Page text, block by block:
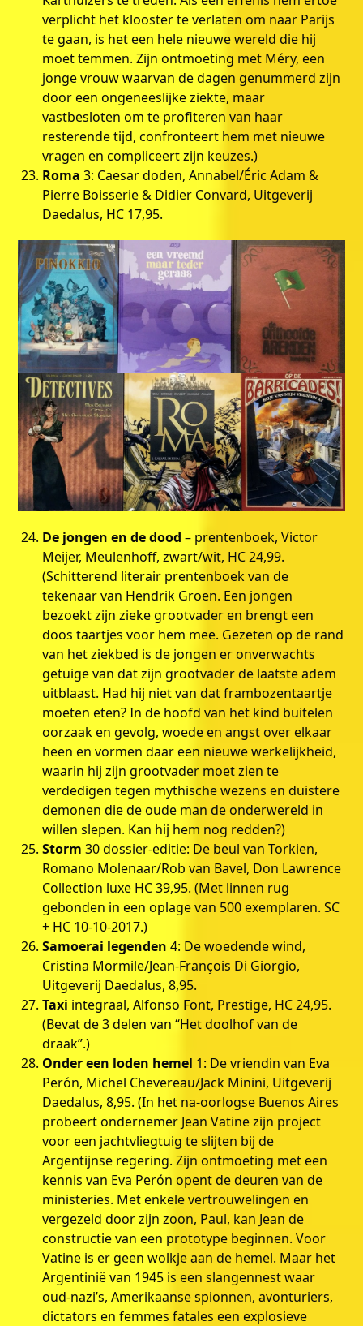
verplicht het klooster te verlaten om naar Parijs
te gaan, is het een hele nieuwe wereld die hij
moet temmen. Zijn ontmoeting met Méry, een
jonge vrouw waarvan de dagen genummerd zijn
door een ongeneeslijke ziekte, maar
vastbesloten om te profiteren van haar
resterende tijd, confronteert hem met nieuwe
vragen en compliceert zijn keuzes.)
Roma 3: Caesar doden, Annabel/Éric Adam &
Pierre Boisserie & Didier Convard, Uitgeverij
Daedalus, HC 17,95.
De jongen en de dood – prentenboek, Victor
Meijer, Meulenhoff, zwart/wit, HC 24,99.
(Schitterend literair prentenboek van de
tekenaar van Hendrik Groen. Een jongen
bezoekt zijn zieke grootvader en brengt een
doos taartjes voor hem mee. Gezeten op de rand
van het ziekbed is de jongen er onverwachts
getuige van dat zijn grootvader de laatste adem
uitblaast. Had hij niet van dat frambozentaartje
moeten eten? In de hoofd van het kind buitelen
oorzaak en gevolg, woede en angst over elkaar
heen en vormen daar een nieuwe werkelijkheid,
waarin hij zijn grootvader moet zien te
verdedigen tegen mythische wezens en duistere
demonen die de oude man de onderwereld in
willen slepen. Kan hij hem nog redden?)
Storm 30 dossier-editie: De beul van Torkien,
Romano Molenaar/Rob van Bavel, Don Lawrence
Collection luxe HC 39,95. (Met linnen rug
gebonden in een oplage van 500 exemplaren. SC
+ HC 10-10-2017.)
Samoerai legenden 4: De woedende wind,
Cristina Mormile/Jean-François Di Giorgio,
Uitgeverij Daedalus, 8,95.
Taxi integraal, Alfonso Font, Prestige, HC 24,95.
(Bevat de 3 delen van “Het doolhof van de
draak”.)
Onder een loden hemel 1: De vriendin van Eva
Perón, Michel Chevereau/Jack Minini, Uitgeverij
Daedalus, 8,95. (In het na-oorlogse Buenos Aires
probeert ondernemer Jean Vatine zijn project
voor een jachtvliegtuig te slijten bij de
Argentijnse regering. Zijn ontmoeting met een
kennis van Eva Perón opent de deuren van de
ministeries. Met enkele vertrouwelingen en
vergezeld door zijn zoon, Paul, kan Jean de
constructie van een prototype beginnen. Voor
Vatine is er geen wolkje aan de hemel. Maar het
Argentinië van 1945 is een slangennest waar
oud-nazi’s, Amerikaanse spionnen, avonturiers,
dictators en femmes fatales een explosieve